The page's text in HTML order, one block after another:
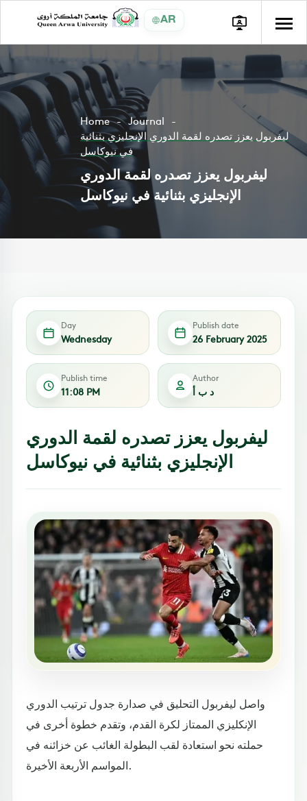
AR
Home
Journal
ليفربول يعزز تصدره لقمة الدوري الإنجليزي بثنائية
في نيوكاسل
ليفربول يعزز تصدره لقمة الدوري
الإنجليزي بثنائية في نيوكاسل
Day
Wednesday
Publish date
26 February 2025
Publish time
11:08 PM
Author
د ب أ
ليفربول يعزز تصدره لقمة الدوري
الإنجليزي بثنائية في نيوكاسل
واصل ليفربول التحليق في صدارة جدول ترتيب الدوري
الإنكليزي الممتاز لكرة القدم، وتقدم خطوة أخرى في
حملته نحو استعادة لقب البطولة الغائب عن خزائنه في
المواسم الأربعة الأخيرة.